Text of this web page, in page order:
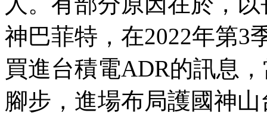
神巴菲特，在2022年第3
買進台積電ADR的訊息
腳步，進場布局護國神